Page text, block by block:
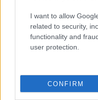
I want to allow
related to security,
functionality and
user protection.
CONFIRM
mobilhasználatot – sokan
Nem biztos, hogy
A Galaxy S25 is
Élőképeken a Dark
Itt a vég a Galaxy S23